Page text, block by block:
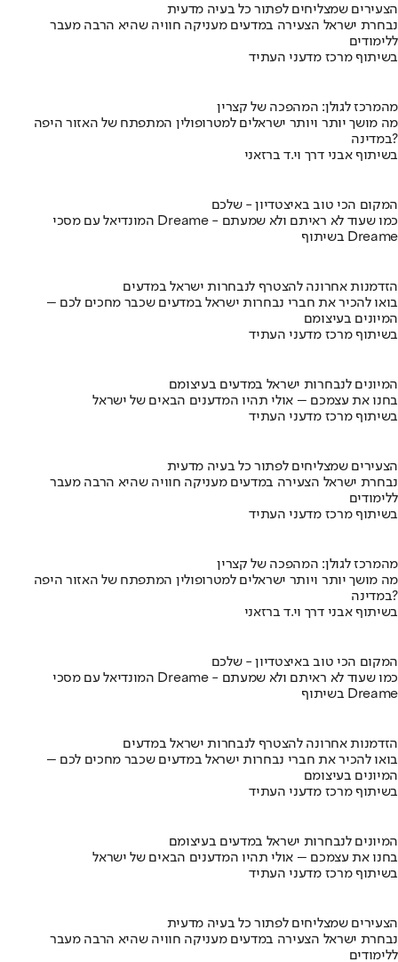
הצעירים שמצליחים לפתור כל בעיה מדעית
נבחרת ישראל הצעירה במדעים מעניקה חוויה שהיא הרבה מעבר
ללימודים
בשיתוף מרכז מדעני העתיד
מהמרכז לגולן: המהפכה של קצרין
מה מושך יותר ויותר ישראלים למטרופולין המתפתח של האזור היפה
במדינה?
בשיתוף אבני דרך וי.ד ברזאני
המקום הכי טוב באיצטדיון - שלכם
המונדיאל עם מסכי Dreame - כמו שעוד לא ראיתם ולא שמעתם
בשיתוף Dreame
הזדמנות אחרונה להצטרף לנבחרות ישראל במדעים
בואו להכיר את חברי נבחרות ישראל במדעים שכבר מחכים לכם –
המיונים בעיצומם
בשיתוף מרכז מדעני העתיד
המיונים לנבחרות ישראל במדעים בעיצומם
בחנו את עצמכם – אולי תהיו המדענים הבאים של ישראל
בשיתוף מרכז מדעני העתיד
הצעירים שמצליחים לפתור כל בעיה מדעית
נבחרת ישראל הצעירה במדעים מעניקה חוויה שהיא הרבה מעבר
ללימודים
בשיתוף מרכז מדעני העתיד
מהמרכז לגולן: המהפכה של קצרין
מה מושך יותר ויותר ישראלים למטרופולין המתפתח של האזור היפה
במדינה?
בשיתוף אבני דרך וי.ד ברזאני
המקום הכי טוב באיצטדיון - שלכם
המונדיאל עם מסכי Dreame - כמו שעוד לא ראיתם ולא שמעתם
בשיתוף Dreame
הזדמנות אחרונה להצטרף לנבחרות ישראל במדעים
בואו להכיר את חברי נבחרות ישראל במדעים שכבר מחכים לכם –
המיונים בעיצומם
בשיתוף מרכז מדעני העתיד
המיונים לנבחרות ישראל במדעים בעיצומם
בחנו את עצמכם – אולי תהיו המדענים הבאים של ישראל
בשיתוף מרכז מדעני העתיד
הצעירים שמצליחים לפתור כל בעיה מדעית
נבחרת ישראל הצעירה במדעים מעניקה חוויה שהיא הרבה מעבר
ללימודים